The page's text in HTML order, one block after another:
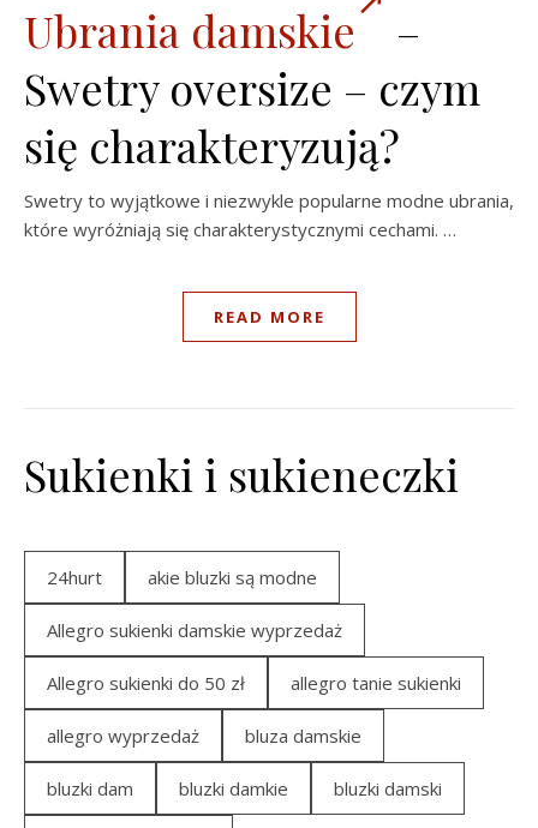
Ubrania damskie
–
Swetry oversize – czym
się charakteryzują?
Swetry to wyjątkowe i niezwykle popularne modne ubrania,
które wyróżniają się charakterystycznymi cechami. …
READ MORE
Sukienki i sukieneczki
24hurt akie bluzki są modne
Allegro sukienki damskie wyprzedaż
Allegro sukienki do 50 zł allegro tanie sukienki
allegro wyprzedaż bluza damskie
bluzki dam bluzki damkie bluzki damski